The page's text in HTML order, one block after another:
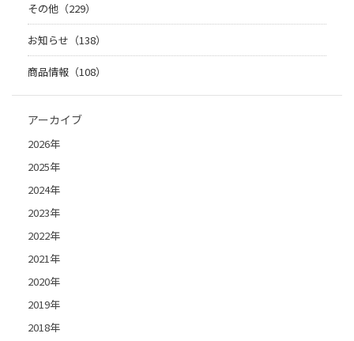
その他（229）
お知らせ（138）
商品情報（108）
アーカイブ
2026年
2025年
2024年
2023年
2022年
2021年
2020年
2019年
2018年